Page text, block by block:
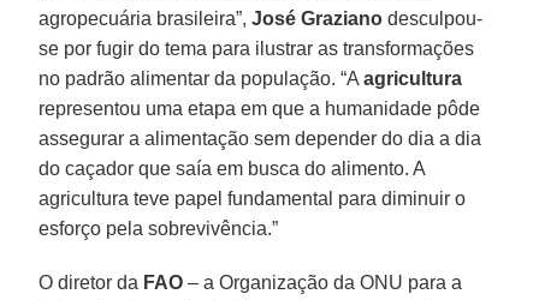
agropecuária brasileira”,José Graziano desculpou-
se por fugir do tema para ilustrar as transformações
no padrão alimentar da população. “Aagricultura
representou uma etapa em que a humanidade pôde
assegurar a alimentação sem depender do dia a dia
do caçador que saía em busca do alimento. A
agricultura teve papel fundamental para diminuir o
esforço pela sobrevivência.”
O diretor da FAO – a Organização da ONU para a